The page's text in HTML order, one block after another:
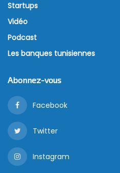
Startups
Vidéo
Podcast
Les banques tunisiennes
Abonnez-vous
Facebook
Twitter
Instagram